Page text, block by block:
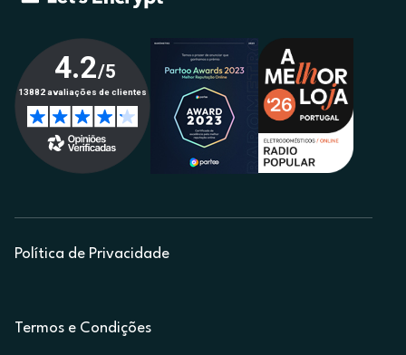
Política de Privacidade
Termos e Condições